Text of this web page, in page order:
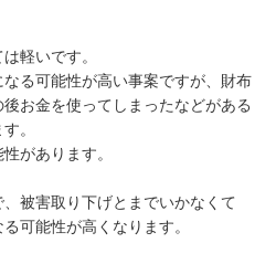
軽いです。
る可能性が高い事案ですが、財布
お金を使ってしまったなどがある
。
があります。
被害取り下げとまでいかなくて
可能性が高くなります。